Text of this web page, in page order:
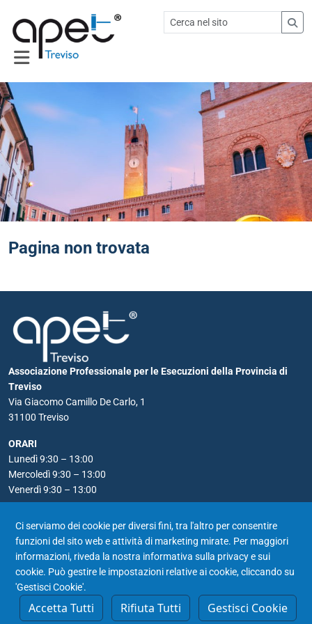
Pagina non trovata
Associazione Professionale per le Esecuzioni della Provincia di
Treviso
Via Giacomo Camillo De Carlo, 1
31100 Treviso
ORARI
Lunedì 9:30 – 13:00
Mercoledì 9:30 – 13:00
Venerdì 9:30 – 13:00
Telefono: 0422 590556
Email:apet@notariato.it
PEC: apet@postacertificata.notariato.it
© 2026 Apet Treviso | P.IVA 04191850264 | Privacy
Cookie Policy
Ci serviamo dei cookie per diversi fini, tra l'altro per consentire
funzioni del sito web e attività di marketing mirate. Per maggiori
informazioni, riveda la nostra informativa sulla privacy e sui
cookie. Può gestire le impostazioni relative ai cookie, cliccando su
'Gestisci Cookie'.
Accetta Tutti Rifiuta Tutti Gestisci Cookie